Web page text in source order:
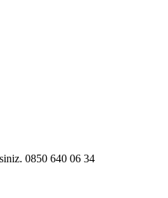
0850 640 06 34